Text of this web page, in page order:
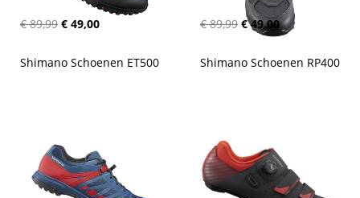
€ 89,99 € 49,00 € 89,99 € 49,00
Shimano Schoenen ET500 Shimano Schoenen RP400